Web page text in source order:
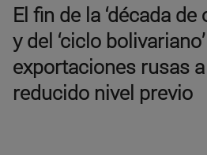
El fin de la ‘década
y del ‘ciclo
exportaciones rusas
reducido nivel previo